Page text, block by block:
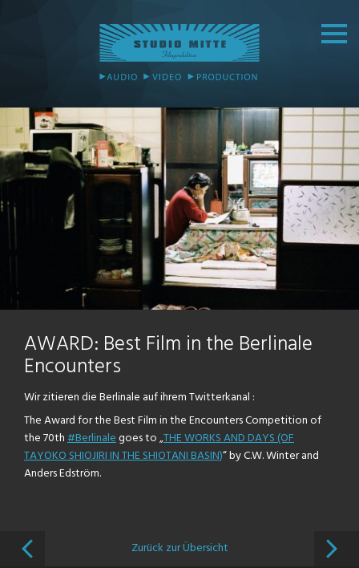
AWARD: Best Film in the Berlinale
Encounters
Wir zitieren die Berlinale auf ihrem Twitterkanal :
The Award for the Best Film in the Encounters Competition of
the 70th#Berlinalegoes to „THE WORKS AND DAYS (OF
TAYOKO SHIOJIRI IN THE SHIOTANI BASIN)“ by C.W. Winter and
Anders Edström.
Zurück zur Übersicht